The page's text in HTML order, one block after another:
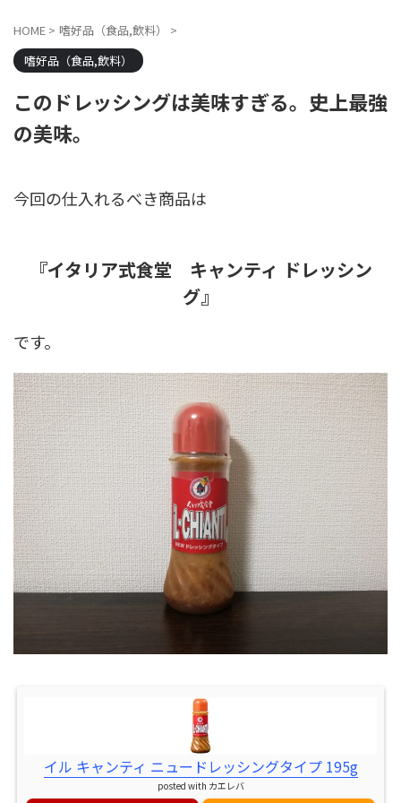
HOME > 嗜好品（食品,飲料）
>
嗜好品（食品,飲料）
このドレッシングは美味すぎる。史上最強
の美味。
今回の仕入れるべき商品は
『イタリア式食堂 キャンティ ドレッシン
グ』
です。
イル キャンティ ニュードレッシングタイプ 195g
posted with カエレバ